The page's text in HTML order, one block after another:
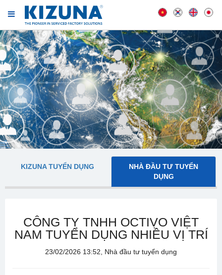
KIZUNA TUYỂN DỤNG
NHÀ ĐẦU TƯ TUYỂN
DỤNG
CÔNG TY TNHH OCTIVO VIỆT
NAM TUYỂN DỤNG NHIỀU VỊ TRÍ
23/02/2026 13:52, Nhà đầu tư tuyển dụng